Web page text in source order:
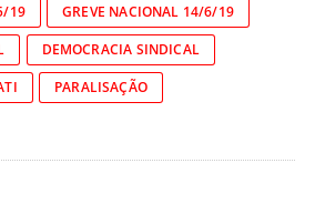
19
GREVE NACIONAL 14/6/19
DEMOCRACIA SINDICAL
PARALISAÇÃO